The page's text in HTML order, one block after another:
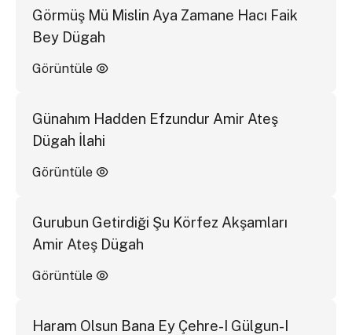
Görmüş Mü Mislin Aya Zamane Hacı Faik
Bey Dügah
Görüntüle
Günahım Hadden Efzundur Amir Ateş
Dügah İlahi
Görüntüle
Gurubun Getirdiği Şu Körfez Akşamları
Amir Ateş Dügah
Görüntüle
Haram Olsun Bana Ey Çehre-I Gülgun-I